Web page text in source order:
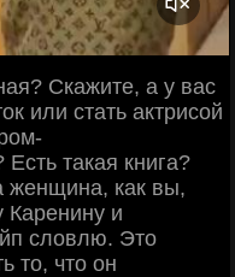
Скажите, а у вас
или стать актрисой
такая книга?
женщина, как вы,
Каренину и
словлю. Это
то, что он